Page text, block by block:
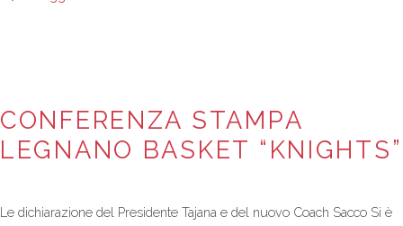
CONFERENZA STAMPA
LEGNANO BASKET “KNIGHTS”
Le dichiarazione del Presidente Tajana e del nuovo Coach Sacco Si è